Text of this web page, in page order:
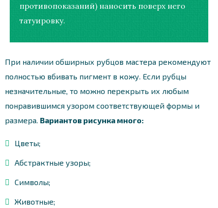
противопоказаний) наносить поверх него
татуировку.
При наличии обширных рубцов мастера рекомендуют
полностью вбивать пигмент в кожу. Если рубцы
незначительные, то можно перекрыть их любым
понравившимся узором соответствующей формы и
размера. Вариантов рисунка много:
Цветы;
Абстрактные узоры;
Символы;
Животные;